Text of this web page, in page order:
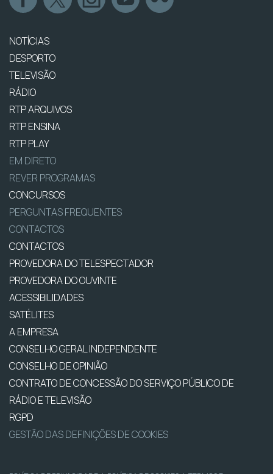
NOTÍCIAS
DESPORTO
TELEVISÃO
RÁDIO
RTP ARQUIVOS
RTP ENSINA
RTP PLAY
EM DIRETO
REVER PROGRAMAS
CONCURSOS
PERGUNTAS FREQUENTES
CONTACTOS
CONTACTOS
PROVEDORA DO TELESPECTADOR
PROVEDORA DO OUVINTE
ACESSIBILIDADES
SATÉLITES
A EMPRESA
CONSELHO GERAL INDEPENDENTE
CONSELHO DE OPINIÃO
CONTRATO DE CONCESSÃO DO SERVIÇO PÚBLICO DE
RÁDIO E TELEVISÃO
RGPD
GESTÃO DAS DEFINIÇÕES DE COOKIES